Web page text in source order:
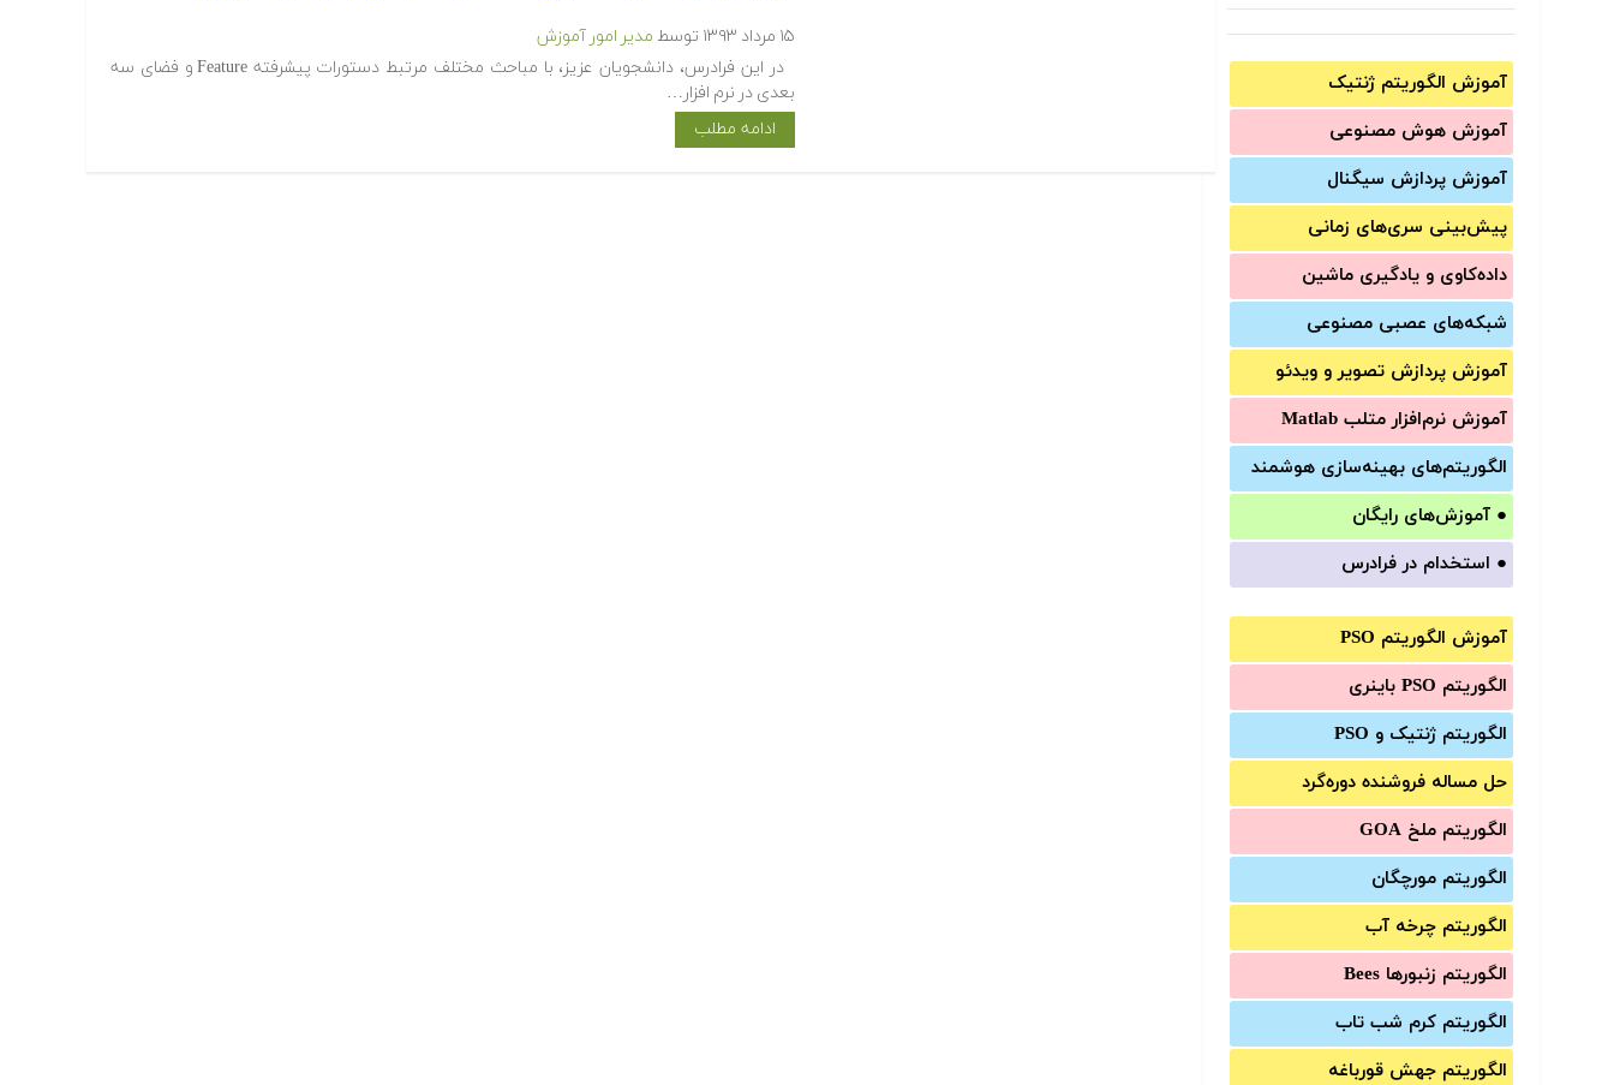
آموزش الگوریتم ژنتیک
آموزش‌ هوش مصنوعی
آموزش‌ پردازش سیگنال
پیش‌‌بینی سری‌‌های زمانی
داده‌کاوی و یادگیری ماشین
شبکه‌های عصبی مصنوعی
آموزش‌ پردازش تصویر و ویدئو
آموزش‌ نرم‌افزار متلب Matlab
الگوریتم‌های بهینه‌سازی هوشمند
● آموزش‌های رایگان
● استخدام در فرادرس
آموزش الگوریتم PSO
الگوریتم PSO باینری
الگوریتم ژنتیک و PSO
حل مساله فروشنده دوره‌گرد
الگوریتم ملخ GOA
الگوریتم مورچگان
الگوریتم چرخه آب
الگوریتم زنبورها Bees
الگوریتم کرم شب تاب
الگوریتم جهش قورباغه
۱۵ مرداد ۱۳۹۳ توسط مدیر امور آموزش
در این فرادرس، دانشجویان عزیز، با مباحث مختلف مرتبط دستورات پیشرفته Feature و فضای سه
بعدی در نرم افزار…
ادامه مطلب